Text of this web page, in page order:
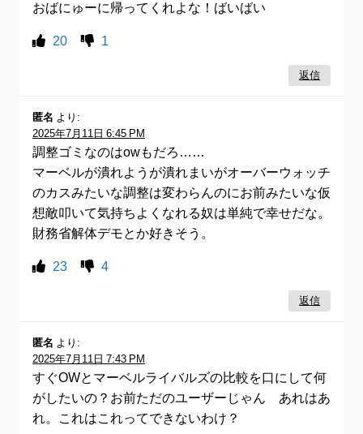
おばにゅーに帰ってくれよな！ばいばい
20 1
返信
匿名 より:
2025年7月11日 6:45 PM
調整ゴミなのはowもだろ……
マーベルが潰れようが潰れまいがオーバーウォッチ
のカスみたいな調整は変わらんのにお前みたいな仮
想敵叩いて気持ちよくなれる奴は単純で幸せだな。
財務省解体デモとか好きそう。
23 4
返信
匿名 より:
2025年7月11日 7:43 PM
すぐOWとマーベルライバルズの比較を口にして何
がしたいの？お前ただのユーザーじゃん あれはあ
れ。これはこれってできないわけ？